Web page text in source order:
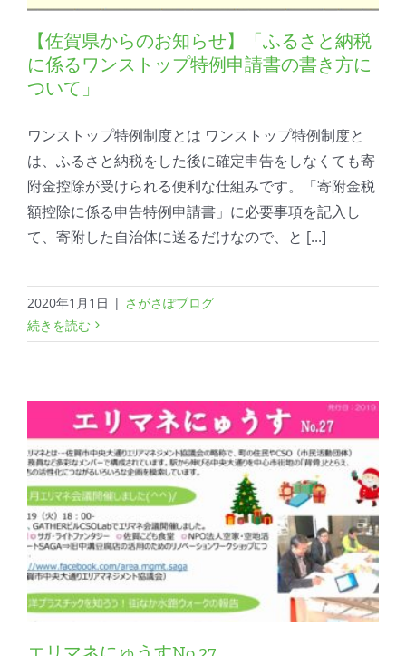
【佐賀県からのお知らせ】「ふるさと納税
に係るワンストップ特例申請書の書き方に
ついて」
ワンストップ特例制度とは ワンストップ特例制度と
は、ふるさと納税をした後に確定申告をしなくても寄
附金控除が受けられる便利な仕組みです。「寄附金税
額控除に係る申告特例申請書」に必要事項を記入し
て、寄附した自治体に送るだけなので、と [...]
2020年1月1日 | さがさぽブログ
続きを読む